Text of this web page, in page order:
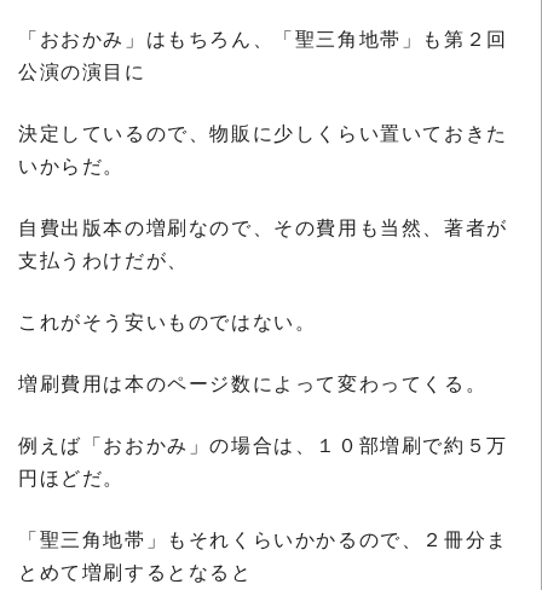
「おおかみ」はもちろん、「聖三角地帯」も第２回
公演の演目に
決定しているので、物販に少しくらい置いておきた
いからだ。
自費出版本の増刷なので、その費用も当然、著者が
支払うわけだが、
これがそう安いものではない。
増刷費用は本のページ数によって変わってくる。
例えば「おおかみ」の場合は、１０部増刷で約５万
円ほどだ。
「聖三角地帯」もそれくらいかかるので、２冊分ま
とめて増刷するとなると